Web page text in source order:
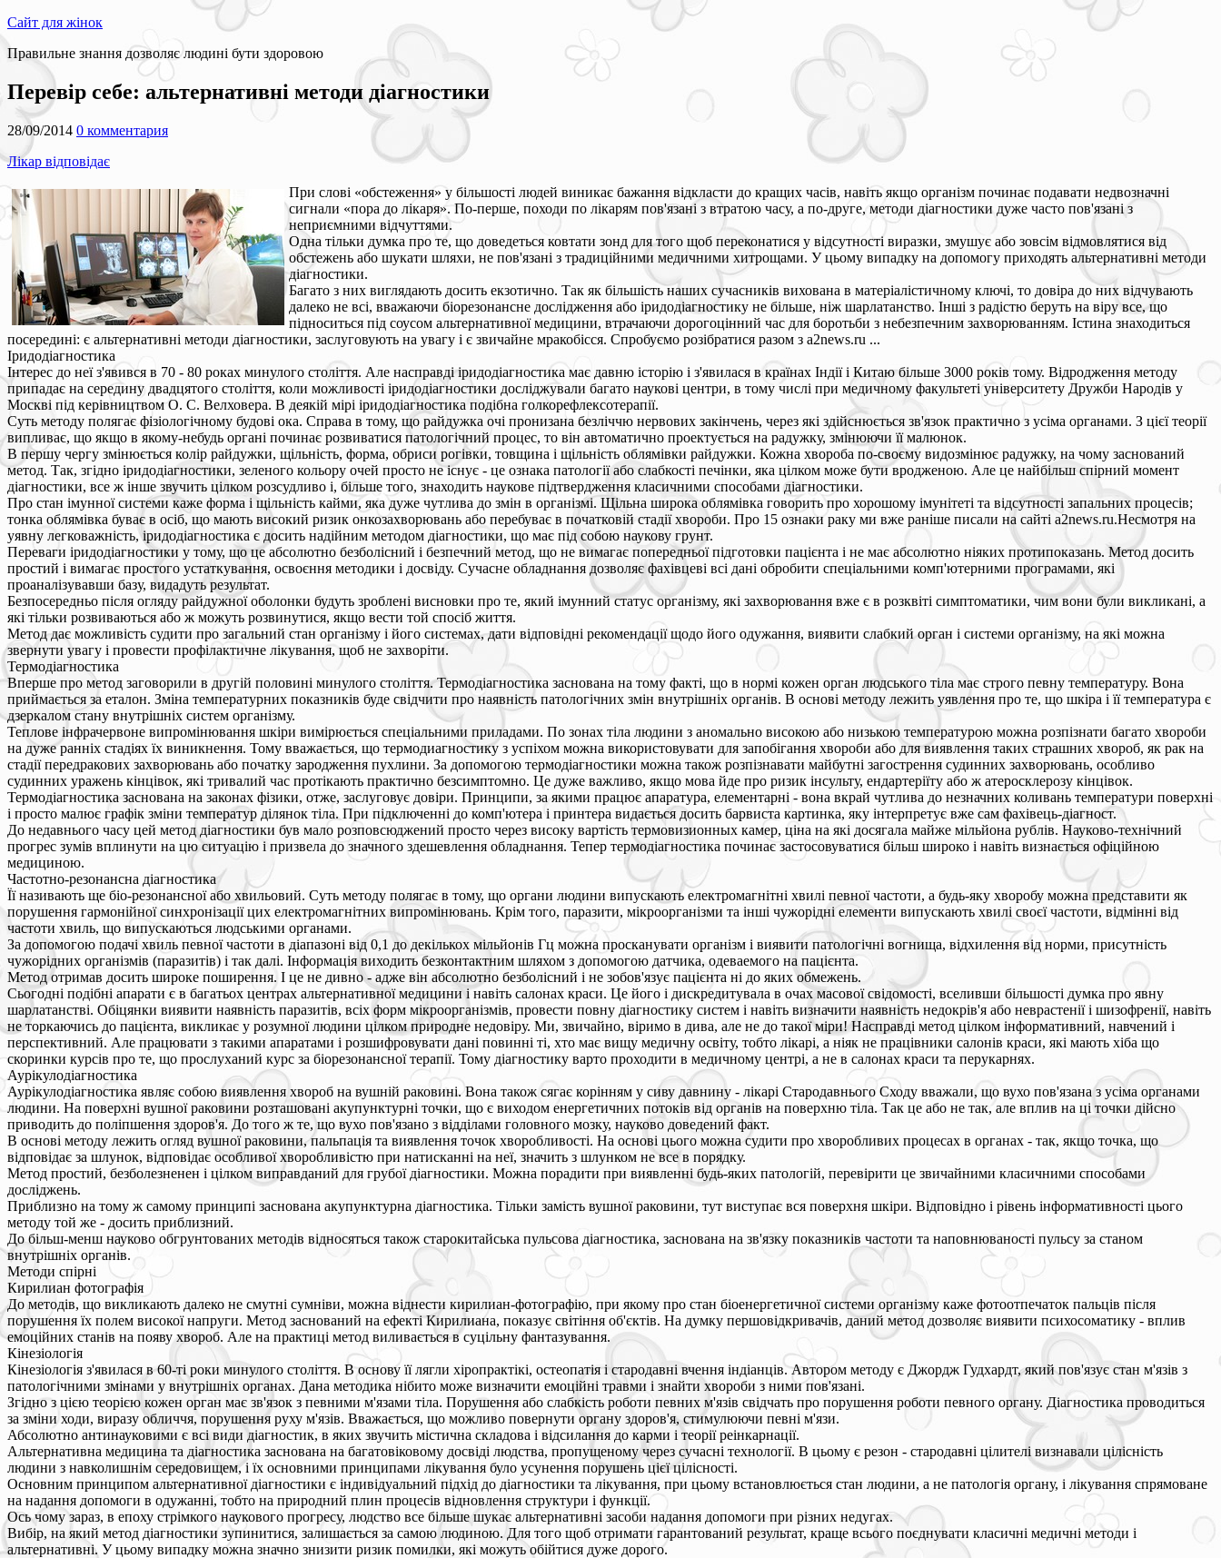
Сайт для жінок
Правильне знання дозволяє людині бути здоровою
Перевір себе: альтернативні методи діагностики
28/09/2014 0 комментария
Лікар відповідає
При слові «обстеження» у більшості людей виникає бажання відкласти до кращих часів, навіть якщо організм починає подавати недвозначні
сигнали «пора до лікаря». По-перше, походи по лікарям пов'язані з втратою часу, а по-друге, методи діагностики дуже часто пов'язані з
неприємними відчуттями.
Одна тільки думка про те, що доведеться ковтати зонд для того щоб переконатися у відсутності виразки, змушує або зовсім відмовлятися від
обстежень або шукати шляхи, не пов'язані з традиційними медичними хитрощами. У цьому випадку на допомогу приходять альтернативні методи
діагностики.
Багато з них виглядають досить екзотично. Так як більшість наших сучасників вихована в матеріалістичному ключі, то довіра до них відчувають
далеко не всі, вважаючи біорезонансне дослідження або іридодіагностику не більше, ніж шарлатанство. Інші з радістю беруть на віру все, що
підноситься під соусом альтернативної медицини, втрачаючи дорогоцінний час для боротьби з небезпечним захворюванням. Істина знаходиться
посередині: є альтернативні методи діагностики, заслуговують на увагу і є звичайне мракобісся. Спробуємо розібратися разом з a2news.ru ...
Іридодіагностика
Інтерес до неї з'явився в 70 - 80 роках минулого століття. Але насправді іридодіагностика має давню історію і з'явилася в країнах Індії і Китаю більше 3000 років тому. Відродження методу
припадає на середину двадцятого століття, коли можливості іридодіагностики досліджували багато наукові центри, в тому числі при медичному факультеті університету Дружби Народів у
Москві під керівництвом О. С. Велховера. В деякій мірі іридодіагностика подібна голкорефлексотерапії.
Суть методу полягає фізіологічному будові ока. Справа в тому, що райдужка очі пронизана безліччю нервових закінчень, через які здійснюється зв'язок практично з усіма органами. З цієї теорії
випливає, що якщо в якому-небудь органі починає розвиватися патологічний процес, то він автоматично проектується на радужку, змінюючи її малюнок.
В першу чергу змінюється колір райдужки, щільність, форма, обриси рогівки, товщина і щільність облямівки райдужки. Кожна хвороба по-своєму видозмінює радужку, на чому заснований
метод. Так, згідно іридодіагностики, зеленого кольору очей просто не існує - це ознака патології або слабкості печінки, яка цілком може бути вродженою. Але це найбільш спірний момент
діагностики, все ж інше звучить цілком розсудливо і, більше того, знаходить наукове підтвердження класичними способами діагностики.
Про стан імунної системи каже форма і щільність кайми, яка дуже чутлива до змін в організмі. Щільна широка облямівка говорить про хорошому імунітеті та відсутності запальних процесів;
тонка облямівка буває в осіб, що мають високий ризик онкозахворювань або перебуває в початковій стадії хвороби. Про 15 ознаки раку ми вже раніше писали на сайті a2news.ru.Несмотря на
уявну легковажність, іридодіагностика є досить надійним методом діагностики, що має під собою наукову грунт.
Переваги іридодіагностики у тому, що це абсолютно безболісний і безпечний метод, що не вимагає попередньої підготовки пацієнта і не має абсолютно ніяких протипоказань. Метод досить
простий і вимагає простого устаткування, освоєння методики і досвіду. Сучасне обладнання дозволяє фахівцеві всі дані обробити спеціальними комп'ютерними програмами, які
проаналізувавши базу, видадуть результат.
Безпосередньо після огляду райдужної оболонки будуть зроблені висновки про те, який імунний статус організму, які захворювання вже є в розквіті симптоматики, чим вони були викликані, а
які тільки розвиваються або ж можуть розвинутися, якщо вести той спосіб життя.
Метод дає можливість судити про загальний стан організму і його системах, дати відповідні рекомендації щодо його одужання, виявити слабкий орган і системи організму, на які можна
звернути увагу і провести профілактичне лікування, щоб не захворіти.
Термодіагностика
Вперше про метод заговорили в другій половині минулого століття. Термодіагностика заснована на тому факті, що в нормі кожен орган людського тіла має строго певну температуру. Вона
приймається за еталон. Зміна температурних показників буде свідчити про наявність патологічних змін внутрішніх органів. В основі методу лежить уявлення про те, що шкіра і її температура є
дзеркалом стану внутрішніх систем організму.
Теплове інфрачервоне випромінювання шкіри вимірюється спеціальними приладами. По зонах тіла людини з аномально високою або низькою температурою можна розпізнати багато хвороби
на дуже ранніх стадіях їх виникнення. Тому вважається, що термодиагностику з успіхом можна використовувати для запобігання хвороби або для виявлення таких страшних хвороб, як рак на
стадії передракових захворювань або початку зародження пухлини. За допомогою термодіагностики можна також розпізнавати майбутні загострення судинних захворювань, особливо
судинних уражень кінцівок, які тривалий час протікають практично безсимптомно. Це дуже важливо, якщо мова йде про ризик інсульту, ендартеріїту або ж атеросклерозу кінцівок.
Термодіагностика заснована на законах фізики, отже, заслуговує довіри. Принципи, за якими працює апаратура, елементарні - вона вкрай чутлива до незначних коливань температури поверхні
і просто малює графік зміни температур ділянок тіла. При підключенні до комп'ютера і принтера видається досить барвиста картинка, яку інтерпретує вже сам фахівець-діагност.
До недавнього часу цей метод діагностики був мало розповсюджений просто через високу вартість термовизионных камер, ціна на які досягала майже мільйона рублів. Науково-технічний
прогрес зумів вплинути на цю ситуацію і призвела до значного здешевлення обладнання. Тепер термодіагностика починає застосовуватися більш широко і навіть визнається офіційною
медициною.
Частотно-резонансна діагностика
Її називають ще біо-резонансної або хвильовий. Суть методу полягає в тому, що органи людини випускають електромагнітні хвилі певної частоти, а будь-яку хворобу можна представити як
порушення гармонійної синхронізації цих електромагнітних випромінювань. Крім того, паразити, мікроорганізми та інші чужорідні елементи випускають хвилі своєї частоти, відмінні від
частоти хвиль, що випускаються людськими органами.
За допомогою подачі хвиль певної частоти в діапазоні від 0,1 до декількох мільйонів Гц можна просканувати організм і виявити патологічні вогнища, відхилення від норми, присутність
чужорідних організмів (паразитів) і так далі. Інформація виходить безконтактним шляхом з допомогою датчика, одеваемого на пацієнта.
Метод отримав досить широке поширення. І це не дивно - адже він абсолютно безболісний і не зобов'язує пацієнта ні до яких обмежень.
Сьогодні подібні апарати є в багатьох центрах альтернативної медицини і навіть салонах краси. Це його і дискредитувала в очах масової свідомості, вселивши більшості думка про явну
шарлатанстві. Обіцянки виявити наявність паразитів, всіх форм мікроорганізмів, провести повну діагностику систем і навіть визначити наявність недокрів'я або неврастенії і шизофренії, навіть
не торкаючись до пацієнта, викликає у розумної людини цілком природне недовіру. Ми, звичайно, віримо в дива, але не до такої міри! Насправді метод цілком інформативний, навчений і
перспективний. Але працювати з такими апаратами і розшифровувати дані повинні ті, хто має вищу медичну освіту, тобто лікарі, а ніяк не працівники салонів краси, які мають хіба що
скоринки курсів про те, що прослуханий курс за біорезонансної терапії. Тому діагностику варто проходити в медичному центрі, а не в салонах краси та перукарнях.
Аурікулодіагностика
Аурікулодіагностика являє собою виявлення хвороб на вушній раковині. Вона також сягає корінням у сиву давнину - лікарі Стародавнього Сходу вважали, що вухо пов'язана з усіма органами
людини. На поверхні вушної раковини розташовані акупунктурні точки, що є виходом енергетичних потоків від органів на поверхню тіла. Так це або не так, але вплив на ці точки дійсно
приводить до поліпшення здоров'я. До того ж те, що вухо пов'язано з відділами головного мозку, науково доведений факт.
В основі методу лежить огляд вушної раковини, пальпація та виявлення точок хворобливості. На основі цього можна судити про хворобливих процесах в органах - так, якщо точка, що
відповідає за шлунок, відповідає особливої хворобливістю при натисканні на неї, значить з шлунком не все в порядку.
Метод простий, безболезненен і цілком виправданий для грубої діагностики. Можна порадити при виявленні будь-яких патологій, перевірити це звичайними класичними способами
досліджень.
Приблизно на тому ж самому принципі заснована акупунктурна діагностика. Тільки замість вушної раковини, тут виступає вся поверхня шкіри. Відповідно і рівень інформативності цього
методу той же - досить приблизний.
До більш-менш науково обгрунтованих методів відносяться також старокитайська пульсова діагностика, заснована на зв'язку показників частоти та наповнюваності пульсу за станом
внутрішніх органів.
Методи спірні
Кирилиан фотографія
До методів, що викликають далеко не смутні сумніви, можна віднести кирилиан-фотографію, при якому про стан біоенергетичної системи організму каже фотоотпечаток пальців після
порушення їх полем високої напруги. Метод заснований на ефекті Кирилиана, показує світіння об'єктів. На думку першовідкривачів, даний метод дозволяє виявити психосоматику - вплив
емоційних станів на появу хвороб. Але на практиці метод виливається в суцільну фантазування.
Кінезіологія
Кінезіологія з'явилася в 60-ті роки минулого століття. В основу її лягли хіропрактікі, остеопатія і стародавні вчення індіанців. Автором методу є Джордж Гудхардт, який пов'язує стан м'язів з
патологічними змінами у внутрішніх органах. Дана методика нібито може визначити емоційні травми і знайти хвороби з ними пов'язані.
Згідно з цією теорією кожен орган має зв'язок з певними м'язами тіла. Порушення або слабкість роботи певних м'язів свідчать про порушення роботи певного органу. Діагностика проводиться
за зміни ходи, виразу обличчя, порушення руху м'язів. Вважається, що можливо повернути органу здоров'я, стимулюючи певні м'язи.
Абсолютно антинауковими є всі види діагностик, в яких звучить містична складова і відсилання до карми і теорії реінкарнації.
Альтернативна медицина та діагностика заснована на багатовіковому досвіді людства, пропущеному через сучасні технології. В цьому є резон - стародавні цілителі визнавали цілісність
людини з навколишнім середовищем, і їх основними принципами лікування було усунення порушень цієї цілісності.
Основним принципом альтернативної діагностики є індивідуальний підхід до діагностики та лікування, при цьому встановлюється стан людини, а не патологія органу, і лікування спрямоване
на надання допомоги в одужанні, тобто на природний плин процесів відновлення структури і функції.
Ось чому зараз, в епоху стрімкого наукового прогресу, людство все більше шукає альтернативні засоби надання допомоги при різних недугах.
Вибір, на який метод діагностики зупинитися, залишається за самою людиною. Для того щоб отримати гарантований результат, краще всього поєднувати класичні медичні методи і
альтернативні. У цьому випадку можна значно знизити ризик помилки, які можуть обійтися дуже дорого.